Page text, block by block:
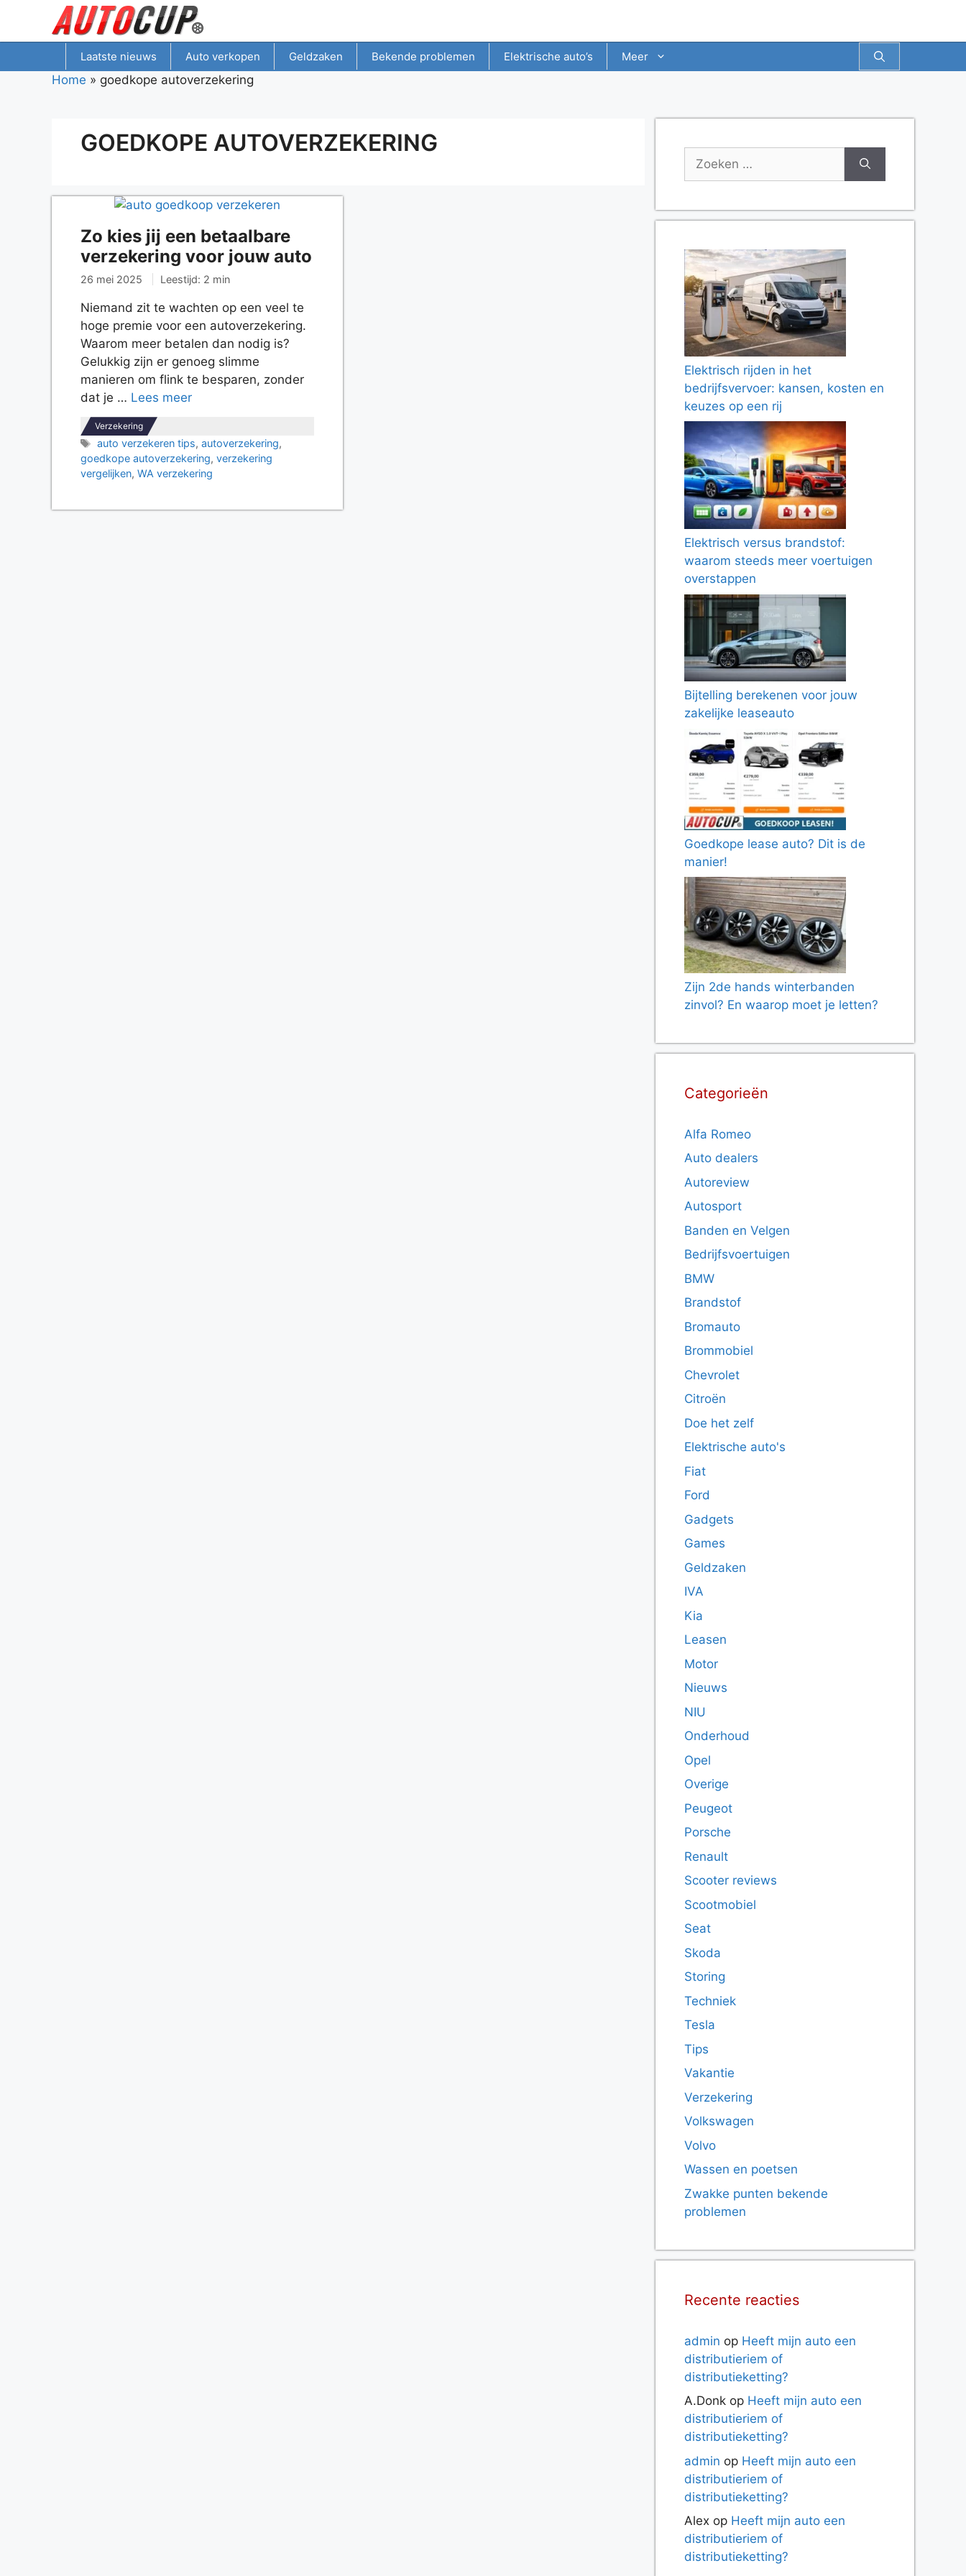
inhoud
Laatste nieuws Auto verkopen Geldzaken Bekende problemen Elektrische auto’s Meer
Home » goedkope autoverzekering
GOEDKOPE AUTOVERZEKERING
Zo kies jij een betaalbare
verzekering voor jouw auto
26 mei 2025 Leestijd: 2 min
Niemand zit te wachten op een veel te
hoge premie voor een autoverzekering.
Waarom meer betalen dan nodig is?
Gelukkig zijn er genoeg slimme
manieren om flink te besparen, zonder
dat je … Lees meer
Verzekering
Tags
auto verzekeren tips,autoverzekering,
goedkope autoverzekering, verzekering
vergelijken, WA verzekering
naar:
Elektrisch rijden in het
bedrijfsvervoer: kansen, kosten en
keuzes op een rij
Elektrisch versus brandstof:
waarom steeds meer voertuigen
overstappen
Bijtelling berekenen voor jouw
zakelijke leaseauto
Goedkope lease auto? Dit is de
manier!
Zijn 2de hands winterbanden
zinvol? En waarop moet je letten?
Categorieën
Alfa Romeo
Auto dealers
Autoreview
Autosport
Banden en Velgen
Bedrijfsvoertuigen
BMW
Brandstof
Bromauto
Brommobiel
Chevrolet
Citroën
Doe het zelf
Elektrische auto's
Fiat
Ford
Gadgets
Games
Geldzaken
IVA
Kia
Leasen
Motor
Nieuws
NIU
Onderhoud
Opel
Overige
Peugeot
Porsche
Renault
Scooter reviews
Scootmobiel
Seat
Skoda
Storing
Techniek
Tesla
Tips
Vakantie
Verzekering
Volkswagen
Volvo
Wassen en poetsen
Zwakke punten bekende
problemen
Recente reacties
admin op Heeft mijn auto een
distributieriem of
distributieketting?
A.Donk op Heeft mijn auto een
distributieriem of
distributieketting?
admin op Heeft mijn auto een
distributieriem of
distributieketting?
Alex op Heeft mijn auto een
distributieriem of
distributieketting?